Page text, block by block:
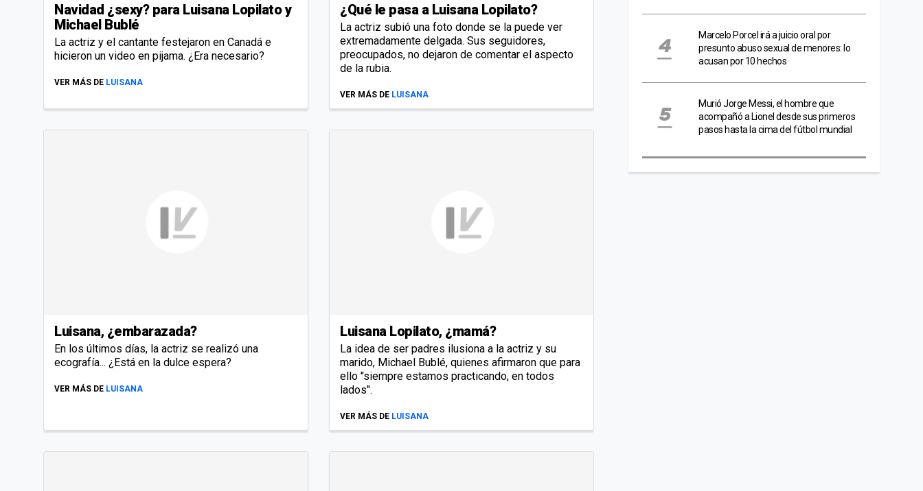
Navidad ¿sexy? para Luisana Lopilato y
Michael Bublé
La actriz y el cantante festejaron en Canadá e
hicieron un video en pijama. ¿Era necesario?
VER MÁS DE LUISANA
¿Qué le pasa a Luisana Lopilato?
La actriz subió una foto donde se la puede ver
extremadamente delgada. Sus seguidores,
preocupados, no dejaron de comentar el aspecto
de la rubia.
VER MÁS DE LUISANA
Luisana, ¿embarazada?
En los últimos días, la actriz se realizó una
ecografía... ¿Está en la dulce espera?
VER MÁS DE LUISANA
Luisana Lopilato, ¿mamá?
La idea de ser padres ilusiona a la actriz y su
marido, Michael Bublé, quienes afirmaron que para
ello "siempre estamos practicando, en todos
lados".
VER MÁS DE LUISANA
Marcelo Porcel irá a juicio oral por
presunto abuso sexual de menores: lo
acusan por 10 hechos
Murió Jorge Messi, el hombre que
acompañó a Lionel desde sus primeros
pasos hasta la cima del fútbol mundial